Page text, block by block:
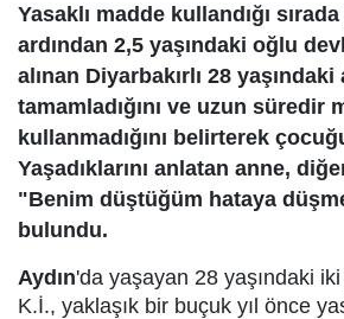
Yasaklı madde kullandığı
ardından 2,5 yaşındaki oğlu
alınan Diyarbakırlı 28
tamamladığını ve uzun süredir
kullanmadığını belirterek
Yaşadıklarını anlatan anne,
"Benim düştüğüm hataya
bulundu.
Aydın'da yaşayan 28 yaşındaki
K.İ., yaklaşık bir buçuk yıl önce